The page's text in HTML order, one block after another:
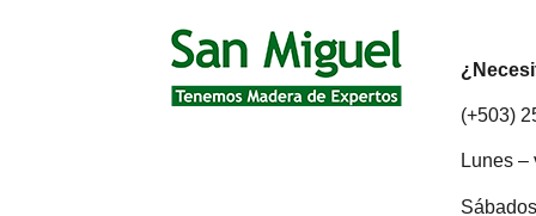
(+503)
Lunes –